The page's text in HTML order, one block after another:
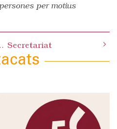
per motius
municipal Secretariat